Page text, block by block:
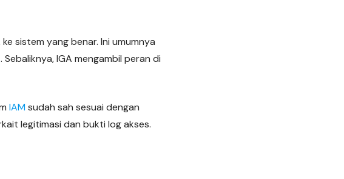
sistem yang benar. Ini umumnya
IGA mengambil peran di
IAMsudah sah sesuai dengan
legitimasi dan bukti log akses.